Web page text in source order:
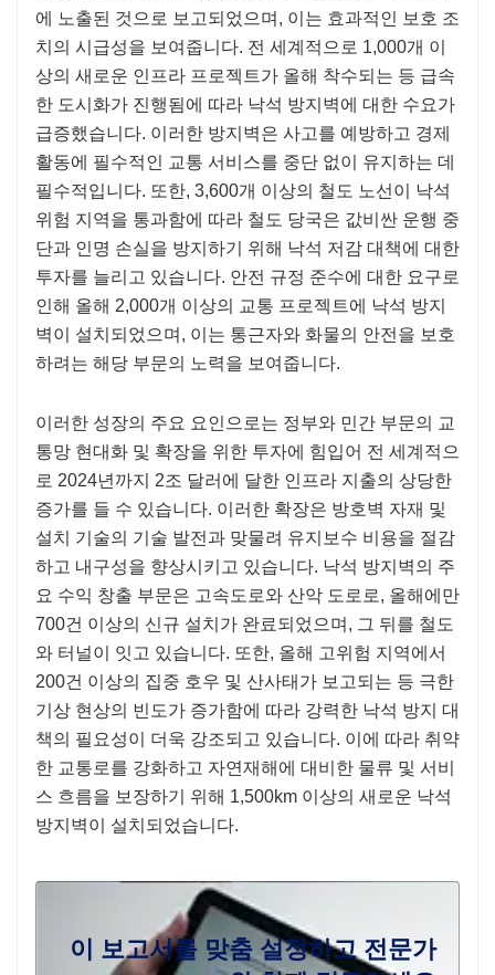
에 노출된 것으로 보고되었으며, 이는 효과적인 보호 조
치의 시급성을 보여줍니다. 전 세계적으로 1,000개 이
상의 새로운 인프라 프로젝트가 올해 착수되는 등 급속
한 도시화가 진행됨에 따라 낙석 방지벽에 대한 수요가
급증했습니다. 이러한 방지벽은 사고를 예방하고 경제
활동에 필수적인 교통 서비스를 중단 없이 유지하는 데
필수적입니다. 또한, 3,600개 이상의 철도 노선이 낙석
위험 지역을 통과함에 따라 철도 당국은 값비싼 운행 중
단과 인명 손실을 방지하기 위해 낙석 저감 대책에 대한
투자를 늘리고 있습니다. 안전 규정 준수에 대한 요구로
인해 올해 2,000개 이상의 교통 프로젝트에 낙석 방지
벽이 설치되었으며, 이는 통근자와 화물의 안전을 보호
하려는 해당 부문의 노력을 보여줍니다.
이러한 성장의 주요 요인으로는 정부와 민간 부문의 교
통망 현대화 및 확장을 위한 투자에 힘입어 전 세계적으
로 2024년까지 2조 달러에 달한 인프라 지출의 상당한
증가를 들 수 있습니다. 이러한 확장은 방호벽 자재 및
설치 기술의 기술 발전과 맞물려 유지보수 비용을 절감
하고 내구성을 향상시키고 있습니다. 낙석 방지벽의 주
요 수익 창출 부문은 고속도로와 산악 도로로, 올해에만
700건 이상의 신규 설치가 완료되었으며, 그 뒤를 철도
와 터널이 잇고 있습니다. 또한, 올해 고위험 지역에서
200건 이상의 집중 호우 및 산사태가 보고되는 등 극한
기상 현상의 빈도가 증가함에 따라 강력한 낙석 방지 대
책의 필요성이 더욱 강조되고 있습니다. 이에 따라 취약
한 교통로를 강화하고 자연재해에 대비한 물류 및 서비
스 흐름을 보장하기 위해 1,500km 이상의 새로운 낙석
방지벽이 설치되었습니다.
이 보고서를 맞춤 설정하고 전문가